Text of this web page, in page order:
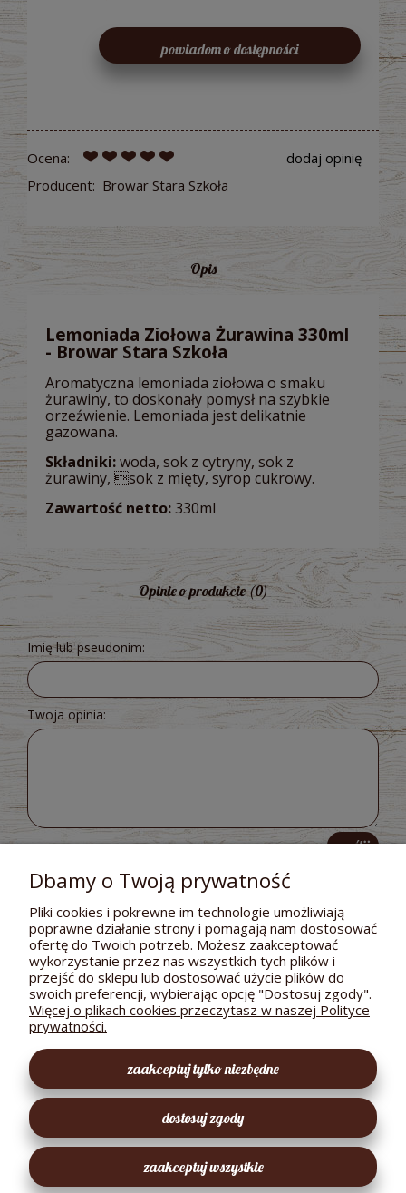
powiadom o dostępności
Ocena:
Producent: Browar Stara Szkoła
dodaj opinię
Opis
Lemoniada Ziołowa Żurawina 330ml
- Browar Stara Szkoła
Aromatyczna lemoniada ziołowa o smaku
żurawiny, to doskonały pomysł na szybkie
orzeźwienie. Lemoniada jest delikatnie
gazowana.
Składniki:woda, sok z cytryny, sok z
żurawiny, sok z mięty, syrop cukrowy.
Zawartość netto:330ml
Opinie o produkcie (0)
Imię lub pseudonim:
Twoja opinia:
wyślij
POMOC
DOSTAWA I PŁATNOŚCI
MOJE KONTO
EKOLOGICZNY SKLEPIK
Dbamy o Twoją prywatność
Pliki cookies i pokrewne im technologie umożliwiają
poprawne działanie strony i pomagają nam dostosować
ofertę do Twoich potrzeb. Możesz zaakceptować
wykorzystanie przez nas wszystkich tych plików i
przejść do sklepu lub dostosować użycie plików do
swoich preferencji, wybierając opcję "Dostosuj zgody".
Więcej o plikach cookies przeczytasz w naszej Polityce
prywatności.
zaakceptuj tylko niezbędne
dostosuj zgody
zaakceptuj wszystkie